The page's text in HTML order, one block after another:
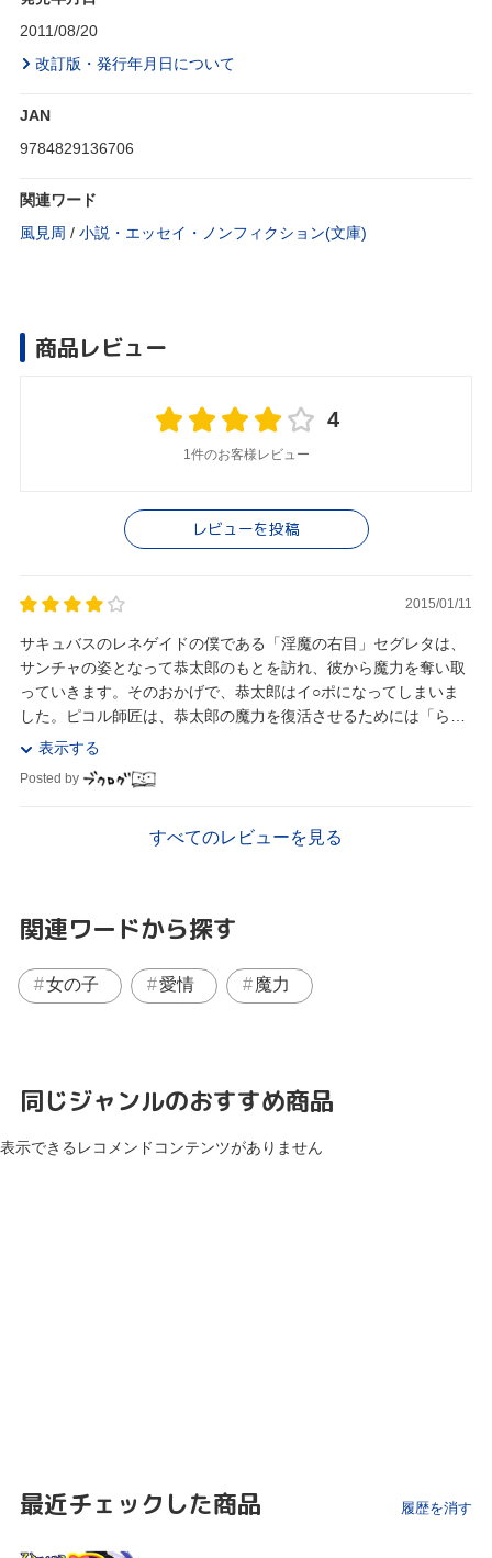
2011/08/20
改訂版・発行年月日について
JAN
9784829136706
関連ワード
風見周 / 小説・エッセイ・ノンフィクション(文庫)
商品レビュー
4
1件のお客様レビュー
レビューを投稿
2015/01/11
サキュバスのレネゲイドの僕である「淫魔の右目」セグレタは、
サンチャの姿となって恭太郎のもとを訪れ、彼から魔力を奪い取
っていきます。そのおかげで、恭太郎はイ○ポになってしまいま
した。ピコル師匠は、恭太郎の魔力を復活させるためには「らぶ
らぶえっち」でアソコをビンビンにさせる必要がある...
表示する
Posted by
すべてのレビューを見る
関連ワードから探す
女の子 愛情 魔力
同じジャンルのおすすめ商品
表示できるレコメンドコンテンツがありません
最近チェックした商品 履歴を消す